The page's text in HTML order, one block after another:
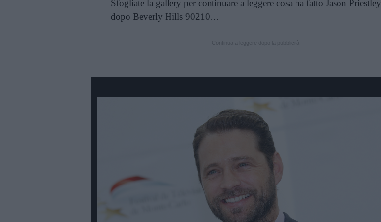
Sfogliate la gallery per continuare a leggere cosa ha fatto Jason Priestley
dopo Beverly Hills 90210…